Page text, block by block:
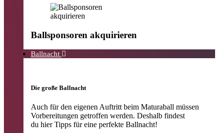
Ballsponsoren akquirieren
Ballnacht
Die große Ballnacht
Auch für den eigenen Auftritt beim Maturaball müssen
Vorbereitungen getroffen werden. Deshalb findest
du hier Tipps für eine perfekte Ballnacht!